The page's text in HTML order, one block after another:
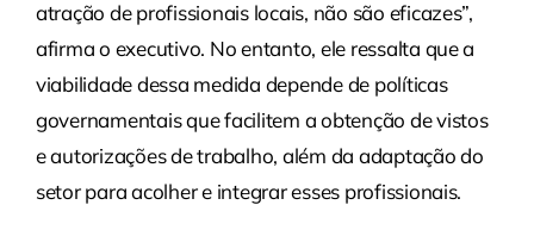
atração de profissionais locais, não são eficazes”,
afirma o executivo. No entanto, ele ressalta que a
viabilidade dessa medida depende de políticas
governamentais que facilitem a obtenção de vistos
e autorizações de trabalho, além da adaptação do
setor para acolher e integrar esses profissionais.